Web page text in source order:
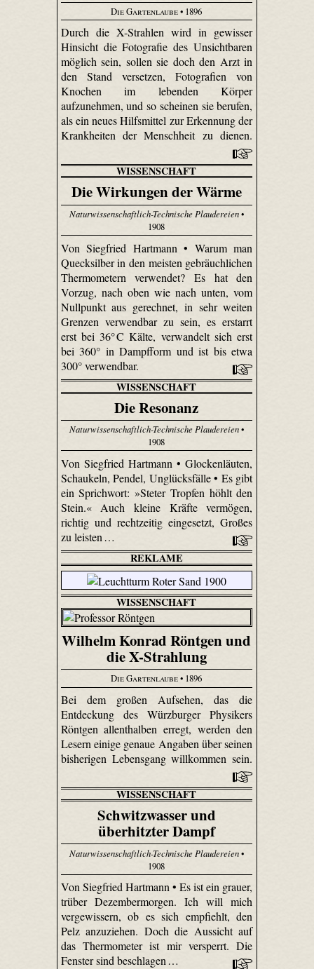
Die Gartenlaube• 1896
Durch die X-Strahlen wird in gewisser
Hinsicht die Fotografie des Unsichtbaren
möglich sein, sollen sie doch den Arzt in
den Stand versetzen, Fotografien von
Knochen im lebenden Körper
aufzunehmen, und so scheinen sie berufen,
als ein neues Hilfsmittel zur Erkennung der
Krankheiten der Menschheit zu dienen.
WISSENSCHAFT
Die Wirkungen der Wärme
Naturwissenschaftlich-Technische Plaudereien•
1908
Von Siegfried Hartmann • Warum man
Quecksilber in den meisten gebräuchlichen
Thermometern verwendet? Es hat den
Vorzug, nach oben wie nach unten, vom
Nullpunkt aus gerechnet, in sehr weiten
Grenzen verwendbar zu sein, es erstarrt
erst bei 36° C Kälte, verwandelt sich erst
bei 360° in Dampfform und ist bis etwa
300° verwendbar.
WISSENSCHAFT
Die Resonanz
Naturwissenschaftlich-Technische Plaudereien•
1908
Von Siegfried Hartmann • Glockenläuten,
Schaukeln, Pendel, Unglücksfälle • Es gibt
ein Sprichwort: »Steter Tropfen höhlt den
Stein.« Auch kleine Kräfte vermögen,
richtig und rechtzeitig eingesetzt, Großes
zu leisten …
REKLAME
WISSENSCHAFT
Wilhelm Konrad Röntgen und
die X-Strahlung
Die Gartenlaube• 1896
Bei dem großen Aufsehen, das die
Entdeckung des Würzburger Physikers
Röntgen allenthalben erregt, werden den
Lesern einige genaue Angaben über seinen
bisherigen Lebensgang willkommen sein.
WISSENSCHAFT
Schwitzwasser und
überhitzter Dampf
Naturwissenschaftlich-Technische Plaudereien•
1908
Von Siegfried Hartmann • Es ist ein grauer,
trüber Dezembermorgen. Ich will mich
vergewissern, ob es sich empfiehlt, den
Pelz anzuziehen. Doch die Aussicht auf
das Thermometer ist mir versperrt. Die
Fenster sind beschlagen …